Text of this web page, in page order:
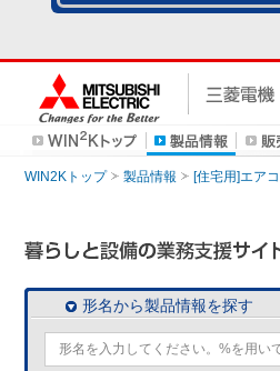
WIN2Kトップ 製品情報 [住宅用]エア
形名から製品情報を探す